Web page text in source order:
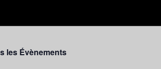
les Évènements